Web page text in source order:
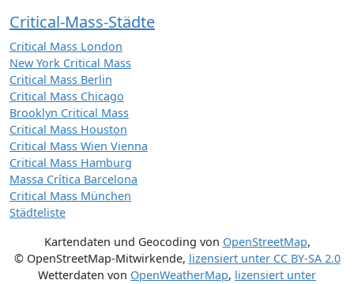
Critical-Mass-Städte
Critical Mass London
New York Critical Mass
Critical Mass Berlin
Critical Mass Chicago
Brooklyn Critical Mass
Critical Mass Houston
Critical Mass Wien Vienna
Critical Mass Hamburg
Massa Crítica Barcelona
Critical Mass München
Städteliste
Kartendaten und Geocoding von OpenStreetMap,
© OpenStreetMap-Mitwirkende, lizensiert unter CC BY-SA 2.0
Wetterdaten von OpenWeatherMap, lizensiert unter